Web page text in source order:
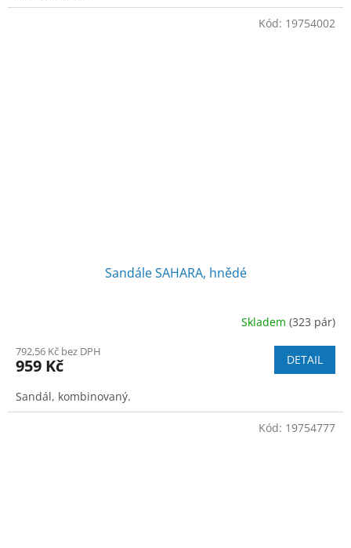
Sandále SAHARA, hnědé
Skladem (323 pár)
792,56 Kč bez DPH
959 Kč DETAIL
Sandál, kombinovaný.
Kód: 19754002
Kód: 19754777